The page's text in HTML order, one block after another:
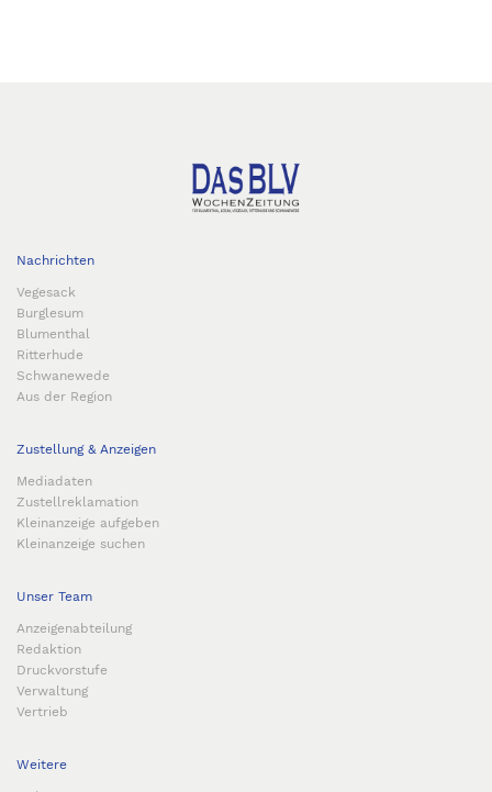
Nachrichten
Vegesack
Burglesum
Blumenthal
Ritterhude
Schwanewede
Aus der Region
Zustellung & Anzeigen
Mediadaten
Zustellreklamation
Kleinanzeige aufgeben
Kleinanzeige suchen
Unser Team
Anzeigenabteilung
Redaktion
Druckvorstufe
Verwaltung
Vertrieb
Weitere